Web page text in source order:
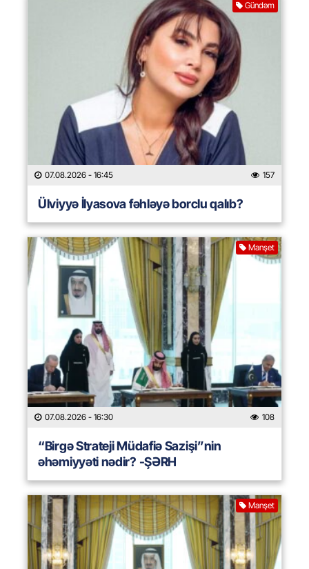
Gündəm
07.08.2026 - 16:45 157
Ülviyyə İlyasova fəhləyə borclu qalıb?
Manşet
07.08.2026 - 16:30 108
“Birgə Strateji Müdafiə Sazişi”nin
əhəmiyyəti nədir? -ŞƏRH
Manşet